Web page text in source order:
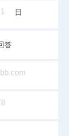
日
答